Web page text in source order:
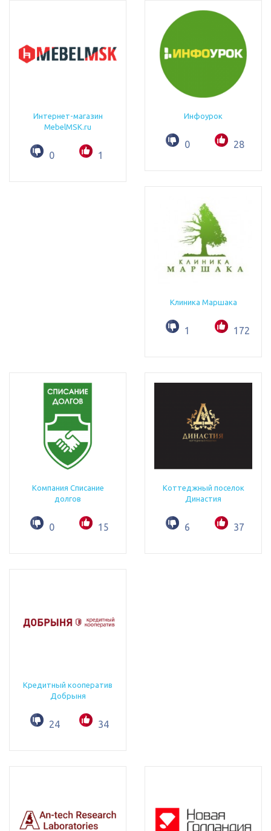
Интернет-магазин
MebelMSK.ru
0 1
Инфоурок
0 28
Клиника Маршака
1 172
Компания Списание
долгов
0 15
Коттеджный поселок
Династия
6 37
Кредитный кооператив
Добрыня
24 34